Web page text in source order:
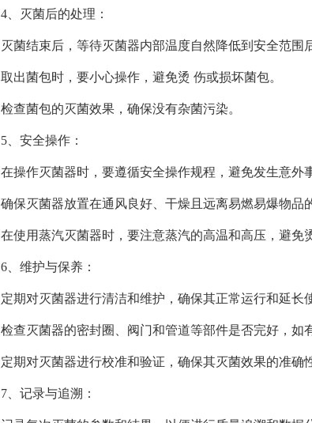
4、灭菌后的处理：
灭菌结束后，等待灭菌器内部温度自然降低到安全范围
取出菌包时，要小心操作，避免烫 伤或损坏菌包。
检查菌包的灭菌效果，确保没有杂菌污染。
5、安全操作：
在操作灭菌器时，要遵循安全操作规程，避免发生意外
确保灭菌器放置在通风良好、干燥且远离易燃易爆物品
在使用蒸汽灭菌器时，要注意蒸汽的高温和高压，避免
6、维护与保养：
定期对灭菌器进行清洁和维护，确保其正常运行和延长
检查灭菌器的密封圈、阀门和管道等部件是否完好，如
定期对灭菌器进行校准和验证，确保其灭菌效果的准确
7、记录与追溯：